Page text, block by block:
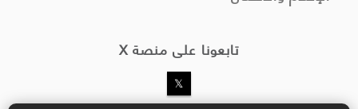
تابعونا على منصة X